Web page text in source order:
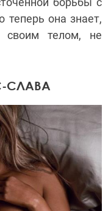
она знает,
своим телом, не
СЛАВА